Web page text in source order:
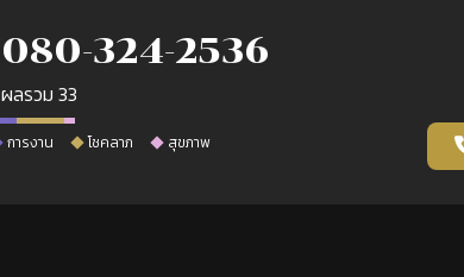
080-324-2536
ผลรวม 33
การงาน โชคลาภ สุขภาพ